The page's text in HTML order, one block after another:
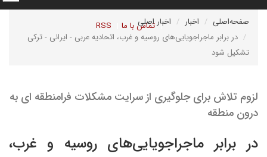
تماس با ما RSS صفحه‌اصلی اخبار
اخبار اصلی
در برابر ماجراجویایی‌های روسیه و غرب، اتحادیه عربی - ایرانی - ترکی
تشکیل شود
لزوم تلاش برای جلوگیری از سرایت مشکلات فرامنطقه ای به
درون منطقه
در برابر ماجراجویایی‌های روسیه و غرب،